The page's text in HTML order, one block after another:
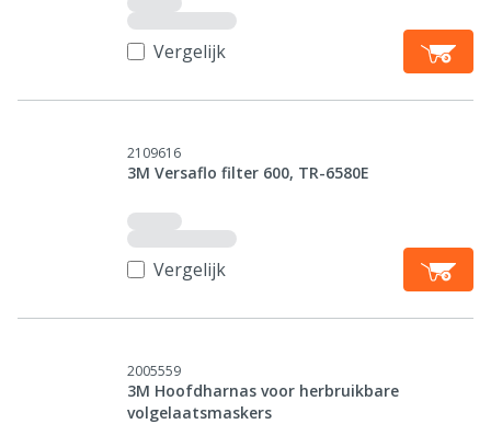
Vergelijk
2109616
3M Versaflo filter 600, TR-6580E
Vergelijk
2005559
3M Hoofdharnas voor herbruikbare
volgelaatsmaskers